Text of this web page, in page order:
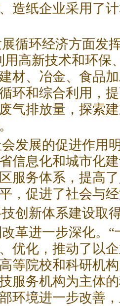
造纸企业采用了
环经济方面发挥
用高新技术和环保
材、冶金、食品
环和综合利用，
气排放量，探索
展的促进作用明
信息化和城市化
服务体系，提高
，促进了社会与
新体系建设取
进一步深化。“
优化，推动了以
等院校和科研机
服务机构为主体
环境进一步改善